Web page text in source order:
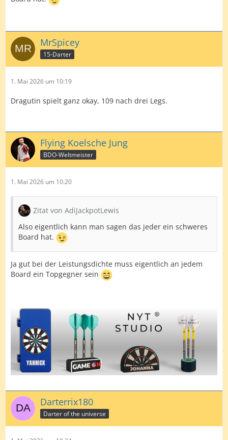
Klose ist außerdem noch an Board 15 mit Joe Hunt
MrSpicey
15-Darter
1. Mai 2026 um 10:19
Dragutin spielt ganz okay, 109 nach drei Legs.
Flying Koelsche Jung
BDO-Weltmeister
1. Mai 2026 um 10:20
Zitat von AdiJackpotLewis
Also eigentlich kann man sagen das jeder ein schweres
Board hat.
Ja gut bei der Leistungsdichte muss eigentlich an jedem
Board ein Topgegner sein
Darterrix180
Darter of the universe